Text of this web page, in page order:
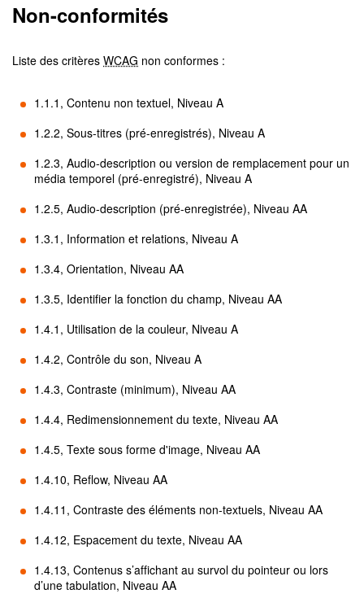
Non-conformités
Liste des critères WCAG non conformes :
1.1.1, Contenu non textuel, Niveau A
1.2.2, Sous-titres (pré-enregistrés), Niveau A
1.2.3, Audio-description ou version de remplacement pour un
média temporel (pré-enregistré), Niveau A
1.2.5, Audio-description (pré-enregistrée), Niveau AA
1.3.1, Information et relations, Niveau A
1.3.4, Orientation, Niveau AA
1.3.5, Identifier la fonction du champ, Niveau AA
1.4.1, Utilisation de la couleur, Niveau A
1.4.2, Contrôle du son, Niveau A
1.4.3, Contraste (minimum), Niveau AA
1.4.4, Redimensionnement du texte, Niveau AA
1.4.5, Texte sous forme d'image, Niveau AA
1.4.10, Reflow, Niveau AA
1.4.11, Contraste des éléments non-textuels, Niveau AA
1.4.12, Espacement du texte, Niveau AA
1.4.13, Contenus s’affichant au survol du pointeur ou lors
d’une tabulation, Niveau AA